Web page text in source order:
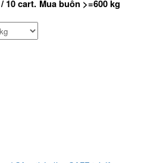
10 cart. Mua buôn >=600 kg